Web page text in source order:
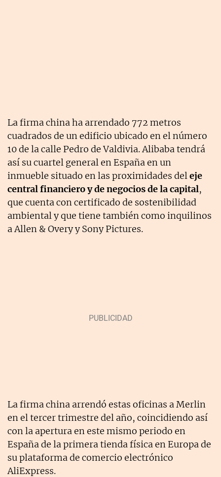
La firma china ha arrendado 772 metros
cuadrados de un edificio ubicado en el número
10 de la calle Pedro de Valdivia. Alibaba tendrá
así su cuartel general en España en un
inmueble situado en las proximidades deleje
central financiero y de negocios de la capital,
que cuenta con certificado de sostenibilidad
ambiental y que tiene también como inquilinos
a Allen & Overy y Sony Pictures.
La firma china arrendó estas oficinas a Merlin
en el tercer trimestre del año, coincidiendo así
con la apertura en este mismo periodo en
España de la primera tienda física en Europa de
su plataforma de comercio electrónico
AliExpress.